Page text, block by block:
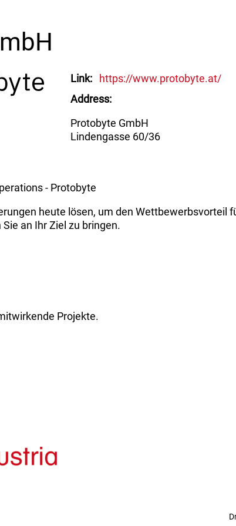
Link
https://www.protobyte.at/
Address
Protobyte GmbH
Lindengasse 60/36
- Protobyte
heute lösen, um den Wettbewerbsvorteil
an Ihr Ziel zu bringen.
Projekte.